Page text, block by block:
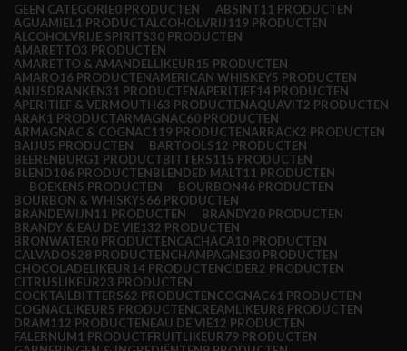
GEEN CATEGORIE0 PRODUCTEN ABSINT11 PRODUCTEN
AGUAMIEL 1 PRODUCTALCOHOLVRIJ119 PRODUCTEN
ALCOHOLVRIJE SPIRITS30 PRODUCTEN
AMARETTO3 PRODUCTEN
AMARETTO & AMANDELLIKEUR 15 PRODUCTEN
AMARO16 PRODUCTENAMERICAN WHISKEY5 PRODUCTEN
ANIJSDRANKEN31 PRODUCTENAPERITIEF14 PRODUCTEN
APERITIEF & VERMOUTH63 PRODUCTENAQUAVIT2 PRODUCTEN
ARAK1 PRODUCTARMAGNAC60 PRODUCTEN
ARMAGNAC & COGNAC119 PRODUCTENARRACK2 PRODUCTEN
BAIJU5 PRODUCTEN BARTOOLS12 PRODUCTEN
BEERENBURG1 PRODUCTBITTERS115 PRODUCTEN
BLEND106 PRODUCTENBLENDED MALT11 PRODUCTEN
BOEKEN5 PRODUCTEN BOURBON46 PRODUCTEN
BOURBON & WHISKY566 PRODUCTEN
BRANDEWIJN11 PRODUCTEN BRANDY20 PRODUCTEN
BRANDY & EAU DE VIE132 PRODUCTEN
BRONWATER0 PRODUCTENCACHACA10 PRODUCTEN
CALVADOS28 PRODUCTENCHAMPAGNE30 PRODUCTEN
CHOCOLADELIKEUR 14 PRODUCTENCIDER2 PRODUCTEN
CITRUSLIKEUR23 PRODUCTEN
COCKTAILBITTERS62 PRODUCTENCOGNAC61 PRODUCTEN
COGNACLIKEUR5 PRODUCTENCREAMLIKEUR8 PRODUCTEN
DRAM1 12 PRODUCTENEAU DE VIE12 PRODUCTEN
FALERNUM1 PRODUCTFRUITLIKEUR79 PRODUCTEN